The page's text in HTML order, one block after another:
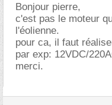
Bonjour pierre,
c'est pas le moteur
l'éolienne.
pour ca, il faut
par exp: 12VDC/
merci.